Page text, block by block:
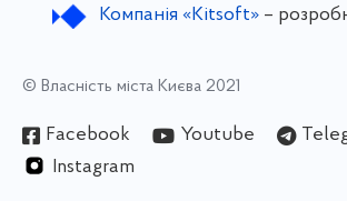
Компанія «Kitsoft»–
© Власність міста Києва 2021
Facebook Youtube
Instagram